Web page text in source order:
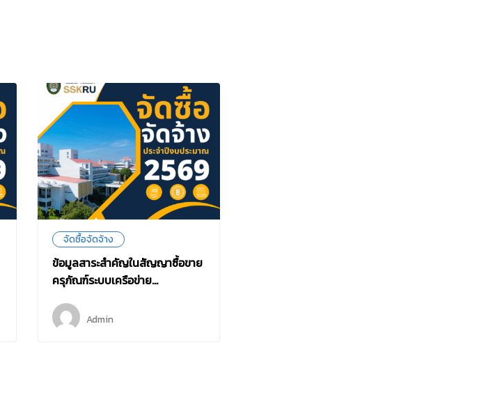
จัดซื้อจัดจ้าง
ข้อมูลสาระสำคัญในสัญญาซื้อขาย
ครุภัณฑ์ระบบเครือข่าย
ประกวดราคาอิเล็กทรอนิกส์ (e-
bidding)
Admin